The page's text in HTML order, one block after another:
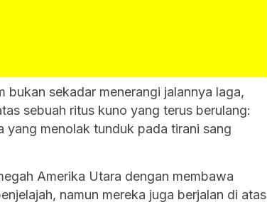
bukan sekadar menerangi jalannya laga,
sebuah ritus kuno yang terus berulang:
yang menolak tunduk pada tirani sang
Amerika Utara dengan membawa
namun mereka juga berjalan di atas